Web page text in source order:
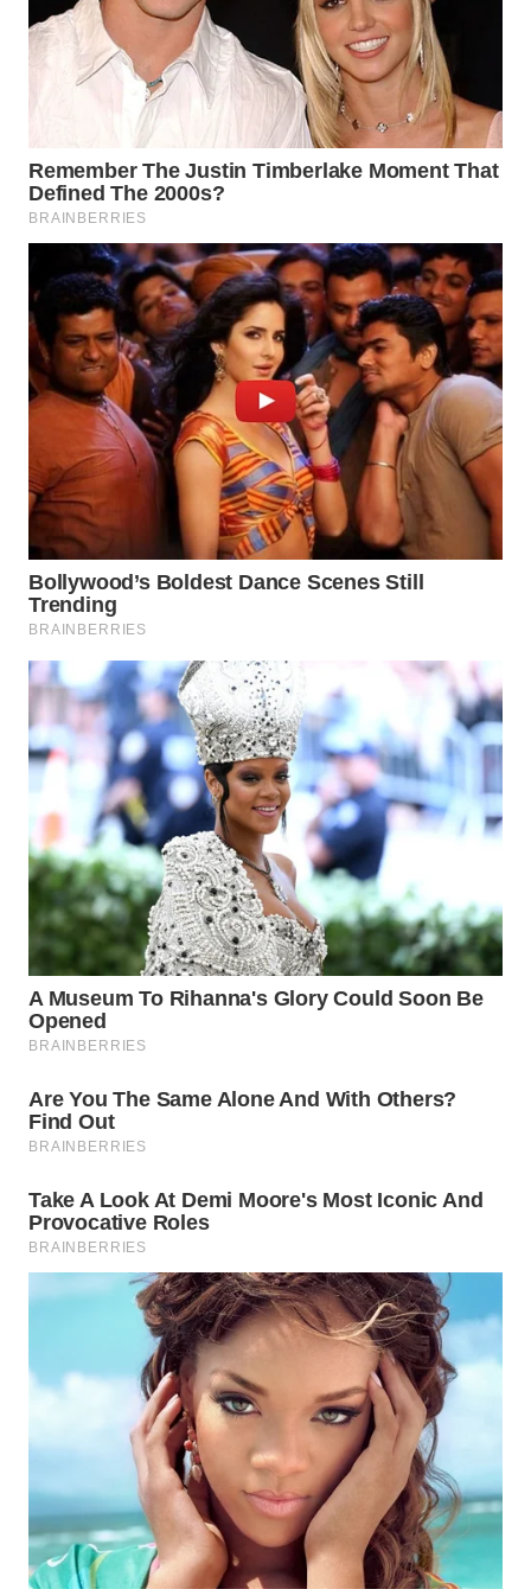
BINJAI
WN
WN
INDRAMAYU
WN
KUNINGAN
WN
MAJALENGKA
SUBANG
WN
SUKABUMI
WN
PURWAKARTA
WN
PRIANGAN
TIMUR
WN
SEMARANG
WN
SOLO
WN
BOROBUDUR
MADURA
SURABAYA
WN
NATUNA
MANDALIKA
WN
LIKUPANG